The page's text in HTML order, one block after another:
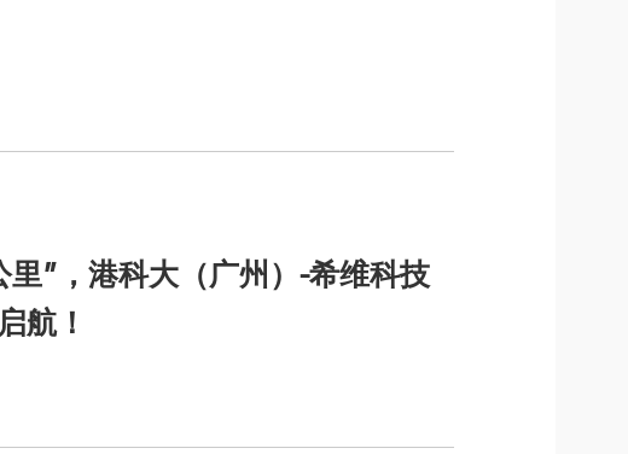
”，港科大（广州）-希维科技
航！